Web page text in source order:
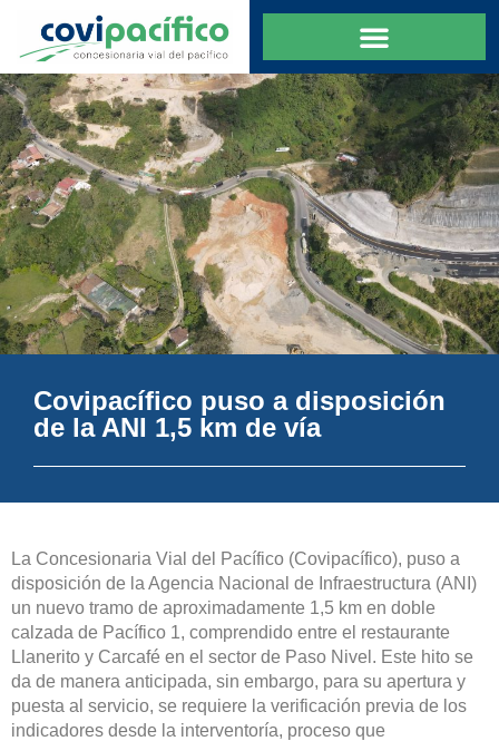
Covipacífico puso a disposición
de la ANI 1,5 km de vía
La Concesionaria Vial del Pacífico (Covipacífico), puso a
disposición de la Agencia Nacional de Infraestructura (ANI)
un nuevo tramo de aproximadamente 1,5 km en doble
calzada de Pacífico 1, comprendido entre el restaurante
Llanerito y Carcafé en el sector de Paso Nivel. Este hito se
da de manera anticipada, sin embargo, para su apertura y
puesta al servicio, se requiere la verificación previa de los
indicadores desde la interventoría, proceso que